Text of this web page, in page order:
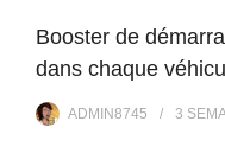
Booster de
dans chaque
ADMIN8745 3